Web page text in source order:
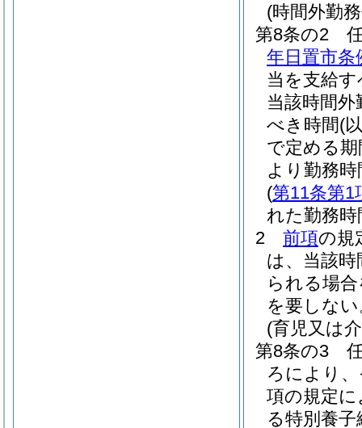
(時間外勤
第8条の2
年日置市条
当を支給
当該時間
べき時間(
で定める
より勤務
(第11条第1
れた勤務
2
前項の規
は、当該
られる場
を要しな
(育児又は
第8条の3
ろにより
項の規定
る特別養